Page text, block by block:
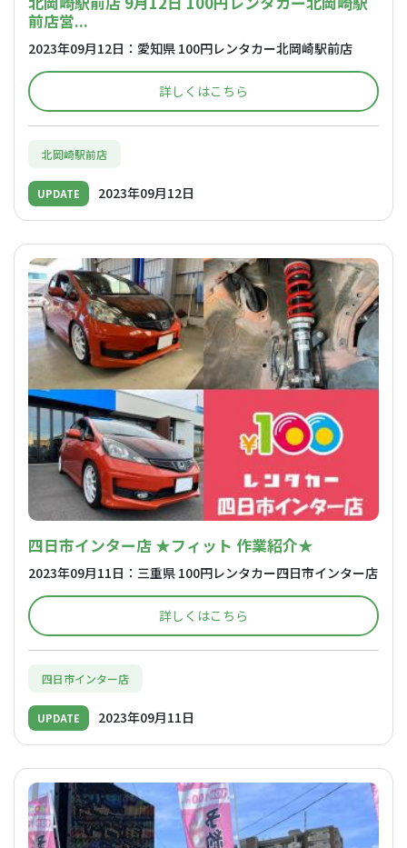
前店営...
2023年09月12日：愛知県 100円レンタカー北岡崎駅前店
詳しくはこちら
北岡崎駅前店
UPDATE 2023年09月12日
四日市インター店 ★フィット 作業紹介★
2023年09月11日：三重県 100円レンタカー四日市インター店
詳しくはこちら
四日市インター店
UPDATE 2023年09月11日